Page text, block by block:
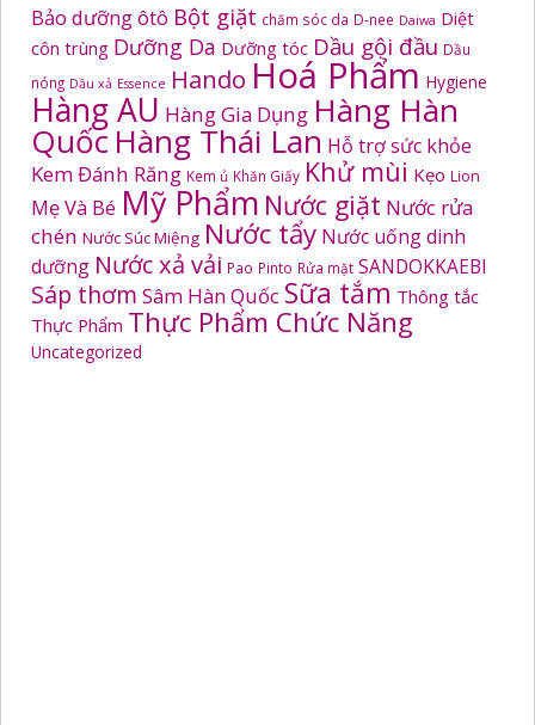
Bảo dưỡng ôtô Bột giặt chăm sóc da D-nee Daiwa Diệt
côn trùng Dưỡng Da Dưỡng tóc Dầu gội đầu Dầu
nóng Dầu xả Essence Hando Hoá Phẩm Hygiene
Hàng AU Hàng Gia Dụng Hàng Hàn
Quốc Hàng Thái Lan Hỗ trợ sức khỏe
Kem Đánh Răng Kem ủ Khăn Giấy Khử mùi Kẹo Lion
Mẹ Và Bé Mỹ Phẩm Nước giặt Nước rửa
chén Nước Súc Miệng Nước tẩy Nước uống dinh
dưỡng Nước xả vải Pao Pinto Rửa mặt SANDOKKAEBI
Sáp thơm Sâm Hàn Quốc Sữa tắm Thông tắc
Thực Phẩm Thực Phẩm Chức Năng
Uncategorized